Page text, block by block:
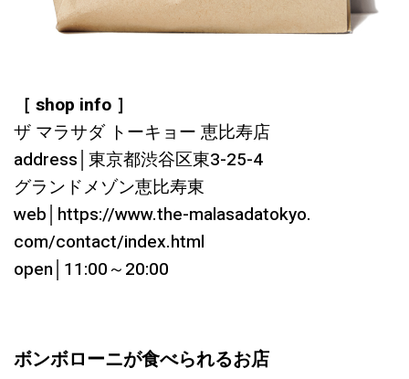
［ shop info ］
ザ マラサダ トーキョー 恵比寿店
address│東京都渋谷区東3-25-4
グランドメゾン恵比寿東
web│https://www.the-malasadatokyo.
com/contact/index.html
open│11:00～20:00
ボンボローニが食べられるお店